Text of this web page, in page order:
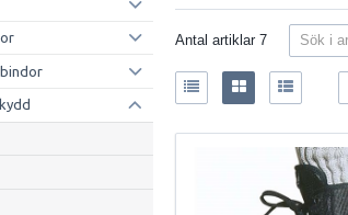
Antal artiklar7